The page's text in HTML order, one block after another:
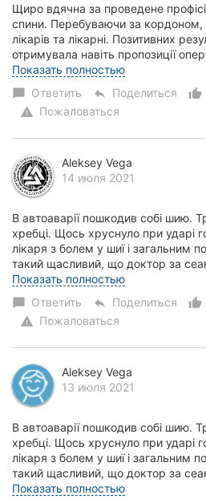
Щиро вдячна за проведене
спини. Перебуваючи за кордоном,
лікарів та лікарні. Позитивних
отримувала навіть пропозиції
Звернувшись до Андрія Юрієвича,
Показать полностью
chat_bubble Ответить reply Поделиться
warning Пожаловаться
Aleksey Vega
14 июля 2021
В автоаварії пошкодив собі шию.
хребці. Щось хруснуло при ударі
лікаря з болем у шиї і загальним
такий щасливий, що доктор за
мене в робочий стан. Не просто в...
Показать полностью
chat_bubble Ответить reply Поделиться
warning Пожаловаться
Aleksey Vega
13 июля 2021
В автоаварії пошкодив собі шию.
хребці. Щось хруснуло при ударі
лікаря з болем у шиї і загальним
такий щасливий, що доктор за
мене в робочий стан. Не просто в...
Показать полностью